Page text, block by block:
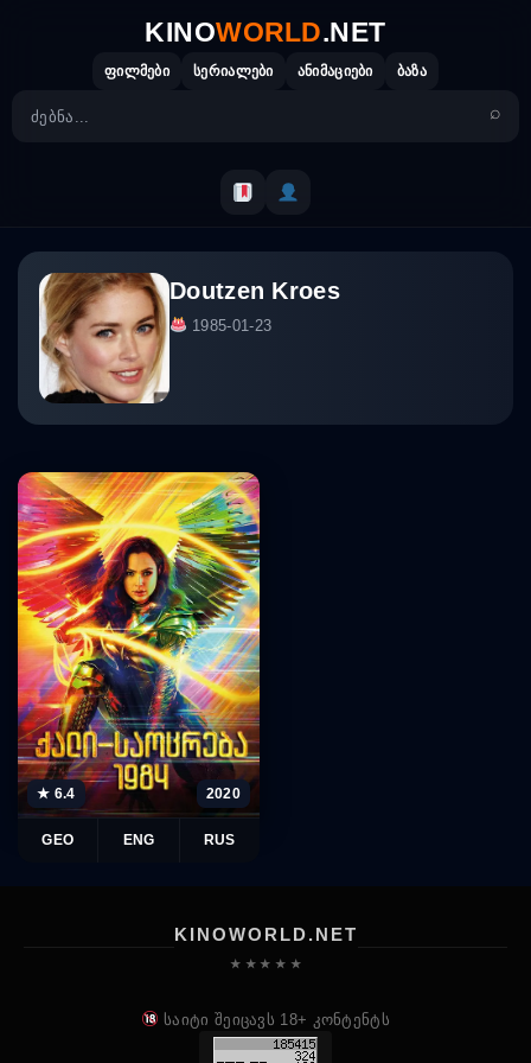
KINOWORLD.NET
ფილმები სერიალები ანიმაციები ბაზა
Doutzen Kroes
1985-01-23
★ 6.4 2020
GEO ENG RUS
KINOWORLD.NET
★ ★ ★ ★ ★
საიტი შეიცავს 18+ კონტენტს